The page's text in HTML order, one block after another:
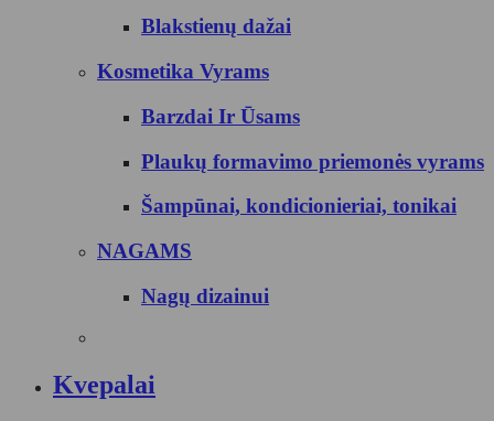
Blakstienų dažai
Kosmetika Vyrams
Barzdai Ir Ūsams
Plaukų formavimo priemonės vyrams
Šampūnai, kondicionieriai, tonikai
NAGAMS
Nagų dizainui
Kvepalai